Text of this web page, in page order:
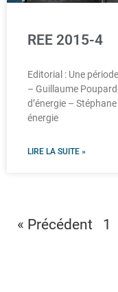
REE 2015-4
Editorial : Une
– Guillaume
d’énergie –
énergie
LIRE LA SUITE »
« Précédent 1